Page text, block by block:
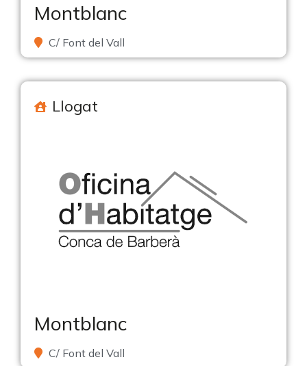
Montblanc
C/ Font del Vall
Llogat
Montblanc
C/ Font del Vall